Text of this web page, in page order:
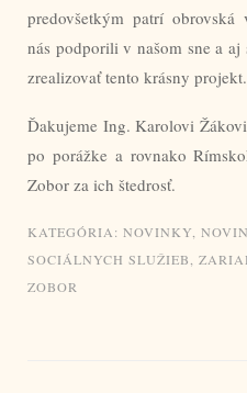
predovšetkým patrí
nás podporili v našom sne a
zrealizovať tento krásny projekt.
Ďakujeme Ing. Karolovi
po porážke a rovnako
Zobor za ich štedrosť.
KATEGÓRIA: NOVINKY
SOCIÁLNYCH SLUŽIEB
ZOBOR